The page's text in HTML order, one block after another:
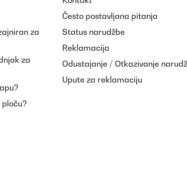
za
za
Često postavljana pitanja
Status narudžbe
Reklamacija
Odustajanje / Otkazivanje
Upute za reklamaciju